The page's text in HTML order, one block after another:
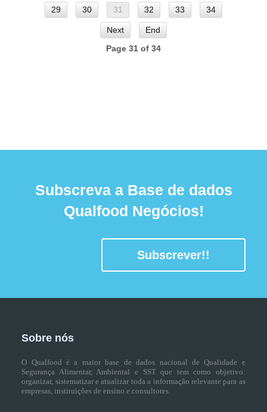
29 30 31 32 33 34
Next
End
Page 31 of 34
Subscreva a Base de dados
Qualfood Negócios!
Subscrever!!
Sobre nós
O Qualfood é a maior base de dados nacional de Qualidade e
Segurança Alimentar, Ambiental e SST que tem como objetivo:
organizar, sistematizar e atualizar toda a informação relevante para as
empresas, instituições de ensino e consultores.